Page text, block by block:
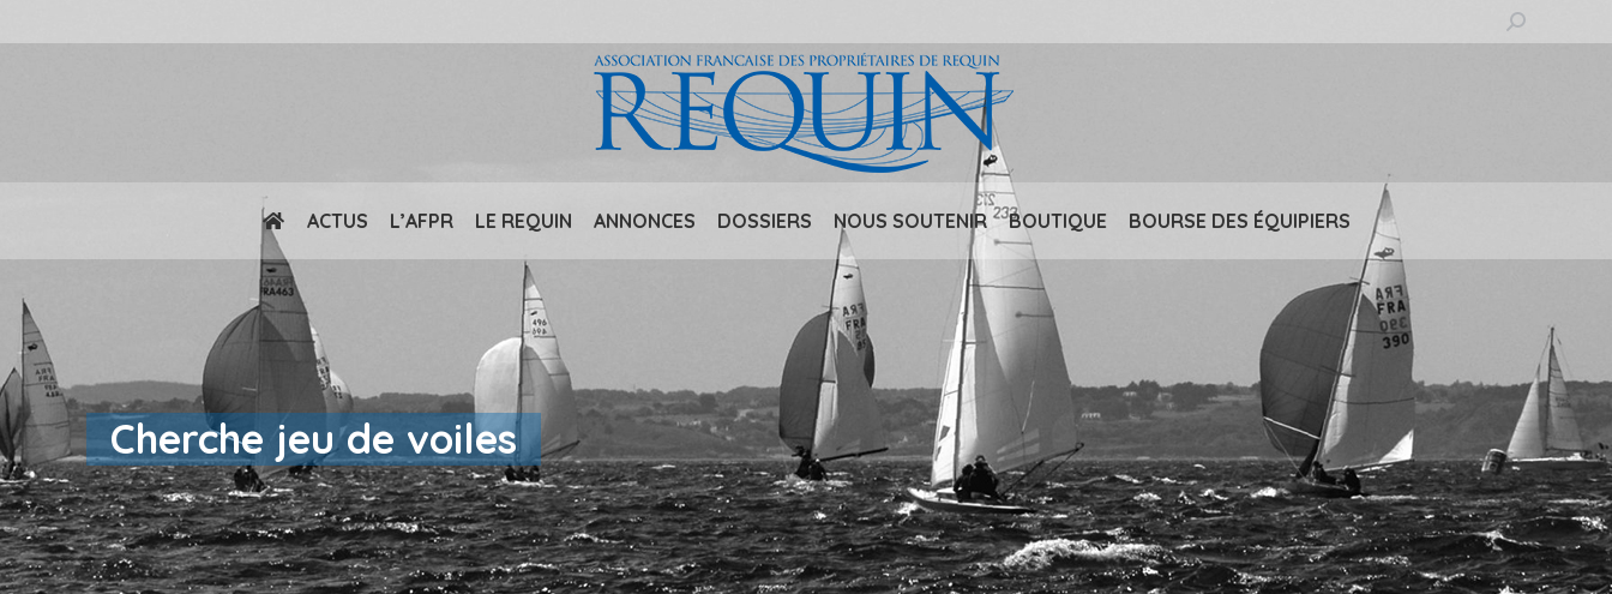
Recherche
:
ACTUS L’AFPR LE REQUIN ANNONCES DOSSIERS NOUS SOUTENIR BOUTIQUE BOURSE DES ÉQUIPIERS
Cherche jeu de voiles